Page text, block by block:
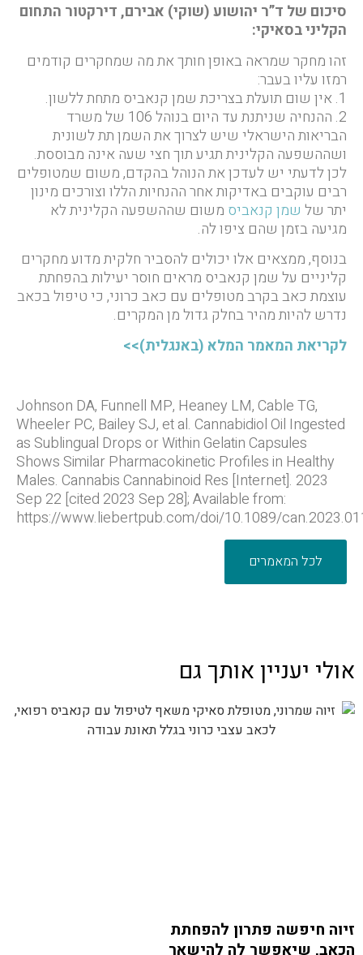
סיכום של ד”ר יהושוע (שוקי) אבירם, דירקטור התחום
הקליני בסאיקי:
זהו מחקר שמראה באופן חותך את מה שמחקרים קודמים
רמזו עליו בעבר:
1. אין שום תועלת בצריכת שמן קנאביס מתחת ללשון.
2. ההנחיה שניתנת עד היום בנוהל 106 של משרד
הבריאות הישראלי שיש לצרוך את השמן תת לשונית
ושההשפעה הקלינית תגיע תוך חצי שעה אינה מבוססת.
לכן לדעתי יש לעדכן את הנוהל בהקדם, משום שמטופלים
רבים עוקבים באדיקות אחר ההנחיות הללו וצורכים מינון
יתר של שמן קנאביס משום שההשפעה הקלינית לא
מגיעה בזמן שהם ציפו לה.
בנוסף, ממצאים אלו יכולים להסביר חלקית מדוע מחקרים
קליניים על שמן קנאביס מראים חוסר יעילות בהפחתת
עוצמת כאב בקרב מטופלים עם כאב כרוני, כי טיפול בכאב
נדרש להיות מהיר בחלק גדול מן המקרים.
לקריאת המאמר המלא (באנגלית)>>
Johnson DA, Funnell MP, Heaney LM, Cable TG,
Wheeler PC, Bailey SJ, et al. Cannabidiol Oil Ingested
as Sublingual Drops or Within Gelatin Capsules
Shows Similar Pharmacokinetic Profiles in Healthy
Males. Cannabis Cannabinoid Res [Internet]. 2023
Sep 22 [cited 2023 Sep 28]; Available from:
https://www.liebertpub.com/doi/10.1089/
לכל המאמרים
אולי יעניין אותך גם
זיוה חיפשה פתרון להפחתת
הכאב, שיאפשר לה להישאר